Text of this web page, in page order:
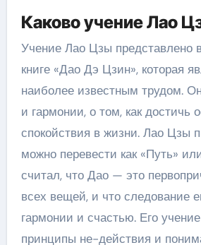
Каково учение Лао
Учение Лао Цзы представлено
книге «Дао Дэ Цзин», которая
наиболее известным трудом.
и гармонии, о том, как достичь
спокойствия в жизни. Лао Цзы
можно перевести как «Путь»
считал, что Дао — это
всех вещей, и что следование
гармонии и счастью. Его
принципы не-действия и